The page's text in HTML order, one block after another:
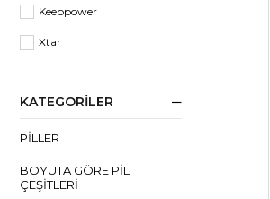
Keeppower
Xtar
KATEGORILER
PILLER
BOYUTA GÖRE PIL
ÇEŞITLERI